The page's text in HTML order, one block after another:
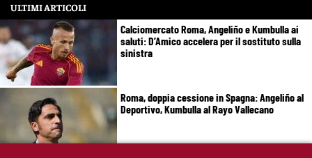
ULTIMI ARTICOLI
Calciomercato Roma, Angeliño e Kumbulla ai
saluti: D’Amico accelera per il sostituto sulla
sinistra
Roma, doppia cessione in Spagna: Angeliño al
Deportivo, Kumbulla al Rayo Vallecano